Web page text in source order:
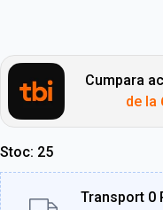
Cumpara
de la
Stoc 25
Transport 0